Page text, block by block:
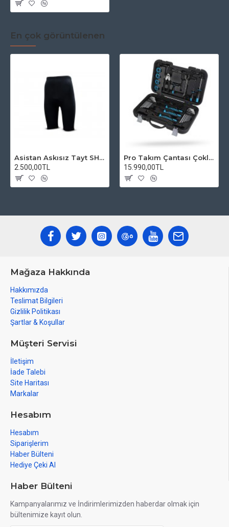
En çok görüntülenen
Asistan Askısız Tayt SH20 Pedli Siyah
2.500,00TL
Pro Takım Çantası Çoklu Tamir Seti
15.990,00TL
Mağaza Hakkında
Hakkımızda
Teslimat Bilgileri
Gizlilik Politikası
Şartlar & Koşullar
Müşteri Servisi
İletişim
İade Talebi
Site Haritası
Markalar
Hesabım
Hesabım
Siparişlerim
Haber Bülteni
Hediye Çeki Al
Haber Bülteni
Kampanyalarımız ve İndirimlerimizden haberdar olmak için
bültenimize kayıt olun.